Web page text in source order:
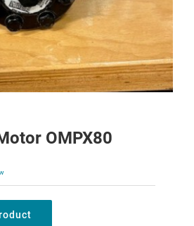
OMPX80
heffing IHC XL
€75,00